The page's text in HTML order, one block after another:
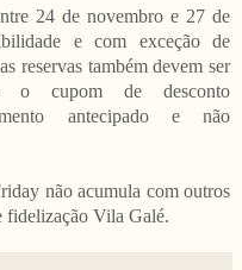
24 de novembro e 27 de
e com exceção de
reservas também devem ser
o cupom de desconto
antecipado e não
não acumula com outros
fidelização Vila Galé.